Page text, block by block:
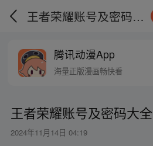
王者荣耀账号及密码大全
腾讯动漫App
海量正版漫画畅快看
王者荣耀账号及密码大全
2024年11月14日 04:19